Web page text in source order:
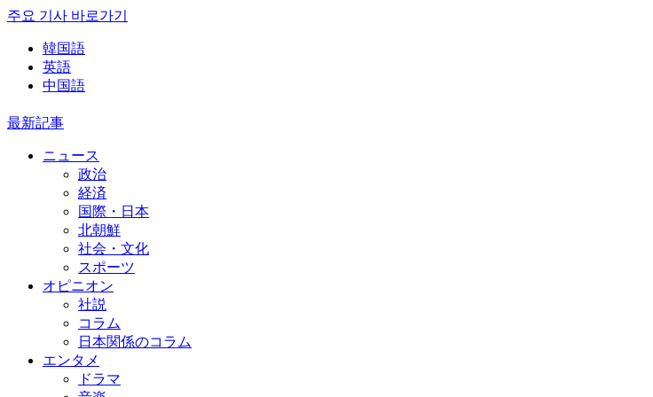
주요 기사 바로가기
韓国語
英語
中国語
最新記事
ニュース
政治
経済
国際・日本
北朝鮮
社会・文化
スポーツ
オピニオン
社説
コラム
日本関係のコラム
エンタメ
ドラマ